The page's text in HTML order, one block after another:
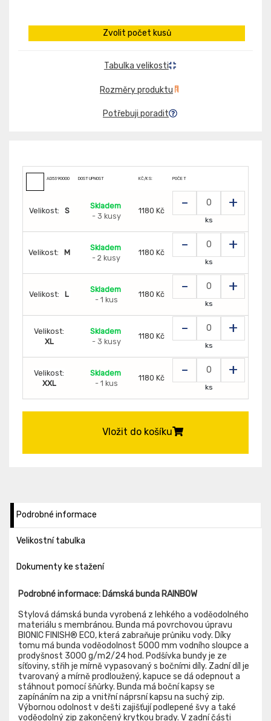
Zvolit počet kusů
Tabulka velikosti
Rozměry produktu
Potřebuji poradit
AD5390000 DOSTUPNOST KČ/KS: POČET
Velikost: S
Skladem
- 3 kusy
1180 Kč - +
ks
Velikost: M
Skladem
- 2 kusy
1180 Kč - +
ks
Velikost: L
Skladem
- 1 kus
1180 Kč - +
ks
Velikost:
XL
Skladem
- 3 kusy
1180 Kč - +
ks
Velikost:
XXL
Skladem
- 1 kus
1180 Kč - +
ks
Vložit do košíku
Podrobné informace
Velikostní tabulka
Dokumenty ke stažení
Podrobné informace: Dámská bunda RAINBOW
Stylová dámská bunda vyrobená z lehkého a voděodolného
materiálu s membránou. Bunda má povrchovou úpravu
BIONIC FINISH® ECO, která zabraňuje průniku vody. Díky
tomu má bunda voděodolnost 5000 mm vodního sloupce a
prodyšnost 3000 g/m2/24 hod. Podšívka bundy je ze
síťoviny, střih je mírně vypasovaný s bočními díly. Zadní díl je
tvarovaný a mírně prodloužený, kapuce se dá odepnout a
stáhnout pomocí šňůrky. Bunda má boční kapsy se
zapínáním na zip a vnitřní náprsní kapsu na suchý zip.
Výbornou odolnost v dešti zajišťují podlepené švy a také
voděodolný zip zakončený krytkou brady. V zadní části